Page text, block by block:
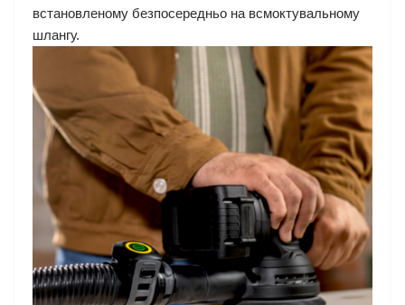
встановленому безпосередньо на всмоктувальному
шлангу.